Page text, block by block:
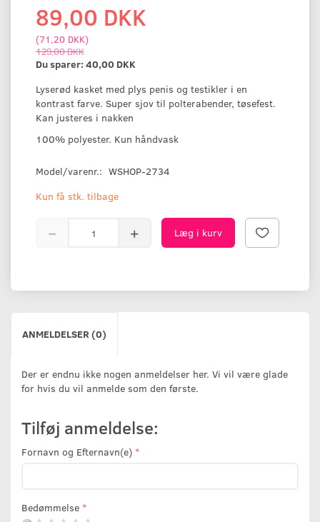
89,00 DKK
(71,20 DKK)
129,00 DKK
Du sparer: 40,00 DKK
Lyserød kasket med plys penis og testikler i en
kontrast farve. Super sjov til polterabender, tøsefest.
Kan justeres i nakken
100% polyester. Kun håndvask
Model/varenr.: WSHOP-2734
Kun få stk. tilbage
Læg i kurv
ANMELDELSER (0)
Der er endnu ikke nogen anmeldelser her. Vi vil være glade
for hvis du vil anmelde som den første.
Tilføj anmeldelse:
Fornavn og Efternavn(e)
Bedømmelse